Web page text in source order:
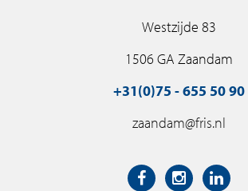
Westzijde 83
1506 GA Zaandam
+31(0)75 - 655 50 90
zaandam@fris.nl